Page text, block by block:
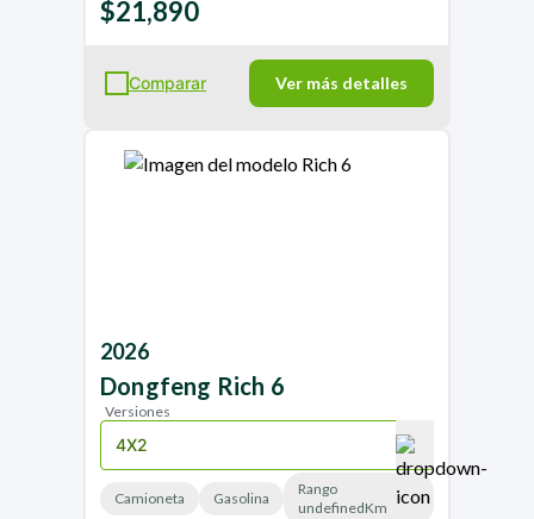
$21,890
Comparar Ver más detalles
2026
Dongfeng Rich 6
Versiones
Camioneta Gasolina
Rango
undefinedKm